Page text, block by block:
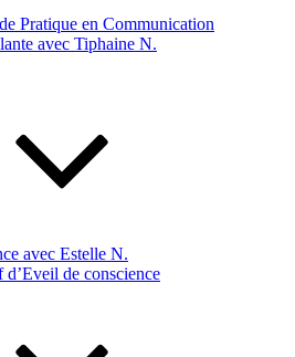
Pratique en Communication
avec Tiphaine N.
avec Estelle N.
d’Eveil de conscience